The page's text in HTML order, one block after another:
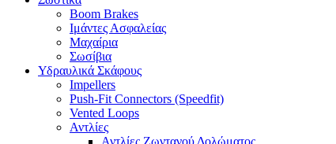
Boom Brakes
Ιμάντες Ασφαλείας
Μαχαίρια
Σωσίβια
Υδραυλικά Σκάφους
Impellers
Push-Fit Connectors (Speedfit)
Vented Loops
Αντλίες
Αντλίες Ζωντανού Δολώματος